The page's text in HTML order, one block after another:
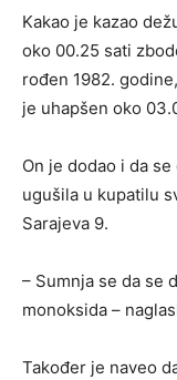
Kakao je kazao
oko 00.25 sati
rođen 1982.
je uhapšen oko
On je dodao i da
ugušila u kupatilu
Sarajeva 9.
– Sumnja se da se
monoksida –
Također je naveo